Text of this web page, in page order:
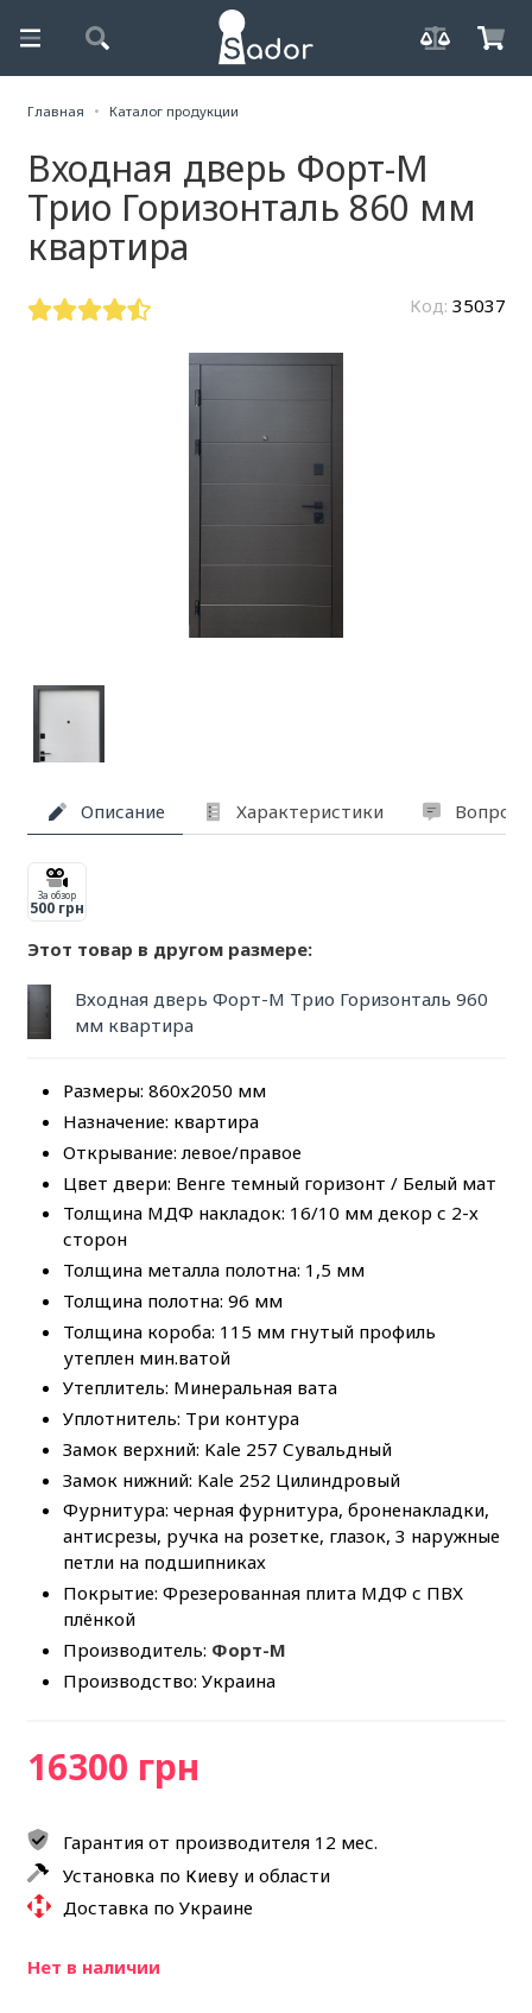
Главная Каталог продукции
Входная дверь Форт-М
Трио Горизонталь 860 мм
квартира
Код: 35037
Описание Характеристики
За обзор
500 грн
Этот товар в другом размере:
Входная дверь Форт-М Трио Горизонталь 960
мм квартира
Размеры: 860х2050 мм
Назначение: квартира
Открывание: левое/правое
Цвет двери: Венге темный горизонт / Белый мат
Толщина МДФ накладок: 16/10 мм декор с 2-х
сторон
Толщина металла полотна: 1,5 мм
Толщина полотна: 96 мм
Толщина короба: 115 мм гнутый профиль
утеплен мин.ватой
Утеплитель: Минеральная вата
Уплотнитель: Три контура
Замок верхний: Kale 257 Сувальдный
Замок нижний: Kale 252 Цилиндровый
Фурнитура: черная фурнитура, броненакладки,
антисрезы, ручка на розетке, глазок, 3 наружные
петли на подшипниках
Покрытие: Фрезерованная плита МДФ с ПВХ
плёнкой
Производитель: Форт-М
Производство: Украина
16300 грн
Гарантия от производителя 12 мес.
Установка по Киеву и области
Доставка по Украине
Нет в наличии